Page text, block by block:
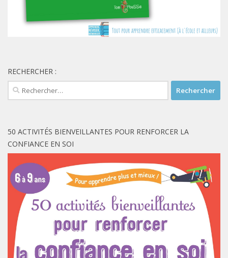
RECHERCHER :
Rechercher :
50 ACTIVITÉS BIENVEILLANTES POUR RENFORCER LA
CONFIANCE EN SOI